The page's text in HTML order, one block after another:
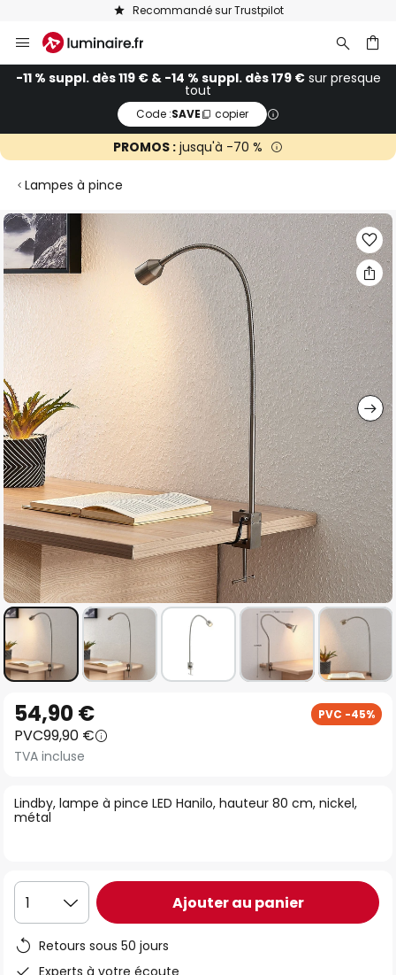
Recommandé sur Trustpilot
Allez
au
contenu
-11 % suppl. dès 119 € & -14 % suppl. dès 179 €sur presque
tout
Code :SAVE copier
PROMOS : jusqu'à -70 %
Lampes à pince
Skip
to
the
end
of
the
images
gallery
to
the
beginning
the
images
Lindby, lampe à pince LED Hanilo, hauteur 80 cm, nickel,
métal
54,90 € PVC -45%
PVC99,90 €
TVA incluse
1 Ajouter au panier
Retours sous 50 jours
Experts à votre écoute